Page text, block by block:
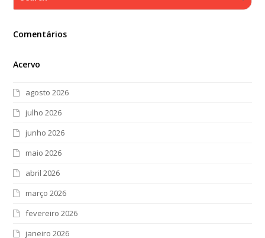
Comentários
Acervo
agosto 2026
julho 2026
junho 2026
maio 2026
abril 2026
março 2026
fevereiro 2026
janeiro 2026